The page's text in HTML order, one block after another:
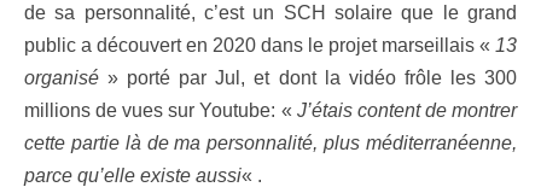
de sa personnalité, c’est un SCH solaire que le grand
public a découvert en 2020 dans le projet marseillais « 13
organisé » porté par Jul, et dont la vidéo frôle les 300
millions de vues sur Youtube: « J’étais content de montrer
cette partie là de ma personnalité, plus méditerranéenne,
parce qu’elle existe aussi« .